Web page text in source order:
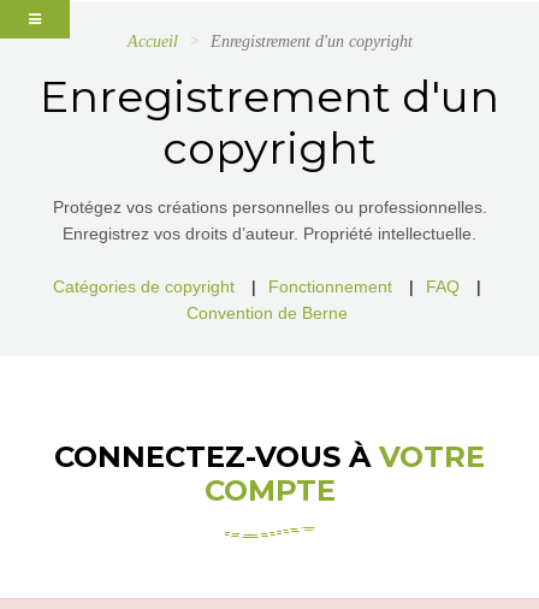
Accueil Enregistrement d'un copyright
Enregistrement d'un
copyright
Protégez vos créations personnelles ou professionnelles.
Enregistrez vos droits d’auteur. Propriété intellectuelle.
Catégories de copyright | Fonctionnement | FAQ
|
Convention de Berne
CONNECTEZ-VOUS À VOTRE
COMPTE